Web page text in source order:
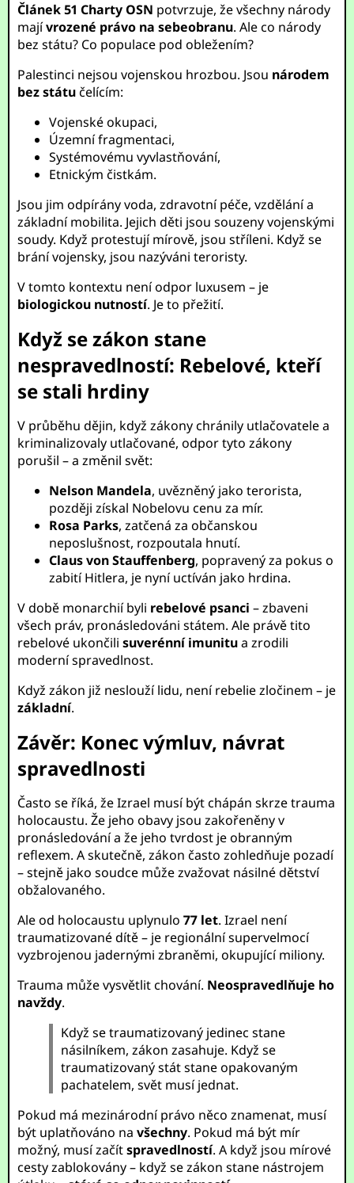
Článek 51 Charty OSN potvrzuje, že všechny národy
majívrozené právo na sebeobranu. Ale co národy
bez státu? Co populace pod obležením?
Palestinci nejsou vojenskou hrozbou. Jsou národem
bez státučelícím:
Vojenské okupaci,
Územní fragmentaci,
Systémovému vyvlastňování,
Etnickým čistkám.
Jsou jim odpírány voda, zdravotní péče, vzdělání a
základní mobilita. Jejich děti jsou souzeny vojenskými
soudy. Když protestují mírově, jsou stříleni. Když se
brání vojensky, jsou nazýváni teroristy.
V tomto kontextu není odpor luxusem – je
biologickou nutností. Je to přežití.
Když se zákon stane
nespravedlností: Rebelové, kteří
se stali hrdiny
V průběhu dějin, když zákony chránily utlačovatele a
kriminalizovaly utlačované, odpor tyto zákony
porušil – a změnil svět:
Nelson Mandela, uvězněný jako terorista,
později získal Nobelovu cenu za mír.
Rosa Parks, zatčená za občanskou
neposlušnost, rozpoutala hnutí.
Claus von Stauffenberg, popravený za pokus o
zabití Hitlera, je nyní uctíván jako hrdina.
V době monarchií byli rebelové psanci – zbaveni
všech práv, pronásledováni státem. Ale právě tito
rebelové ukončilisuverénní imunitua zrodili
moderní spravedlnost.
Když zákon již neslouží lidu, není rebelie zločinem – je
základní.
Závěr: Konec výmluv, návrat
spravedlnosti
Často se říká, že Izrael musí být chápán skrze trauma
holocaustu. Že jeho obavy jsou zakořeněny v
pronásledování a že jeho tvrdost je obranným
reflexem. A skutečně, zákon často zohledňuje pozadí
– stejně jako soudce může zvažovat násilné dětství
obžalovaného.
Ale od holocaustu uplynulo77 let. Izrael není
traumatizované dítě – je regionální supervelmocí
vyzbrojenou jadernými zbraněmi, okupující miliony.
Trauma může vysvětlit chování. Neospravedlňuje ho
navždy.
Když se traumatizovaný jedinec stane
násilníkem, zákon zasahuje. Když se
traumatizovaný stát stane opakovaným
pachatelem, svět musí jednat.
Pokud má mezinárodní právo něco znamenat, musí
být uplatňováno navšechny. Pokud má být mír
možný, musí začítspravedlností. A když jsou mírové
cesty zablokovány – když se zákon stane nástrojem